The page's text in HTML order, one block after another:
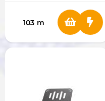
103 m